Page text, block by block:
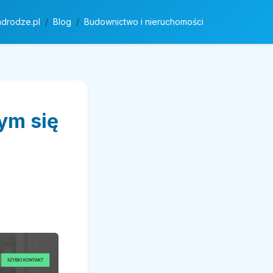
Blog Budownictwo i nieruchomości
się